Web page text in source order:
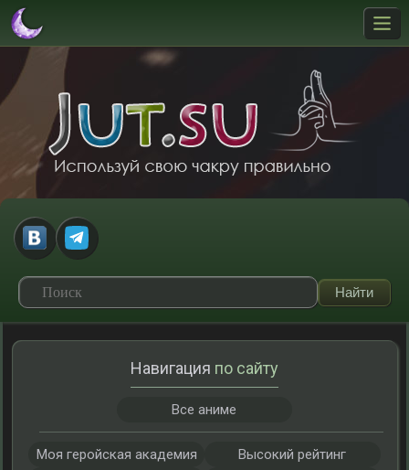
Навигация по сайту
Все аниме
Моя геройская академия
Высокий рейтинг